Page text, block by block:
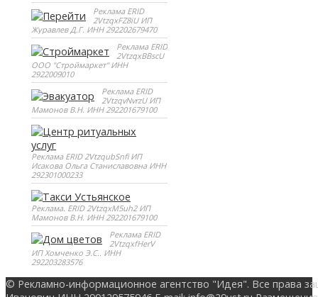
Реклама ERID
2VtzqxFZ8iU ИП
Журавлев Д.Г. ИНН 292202679470
Реклама ERID
2VtzqxBBscU
ООО "Строймаркет" ИНН
2922009010
Реклама ERID
2VtzqvNvrzU ИП
Мамонов В.Н. ИНН 292201679100
Реклама ERID 2VtzqubSnfi ИП
Исакова Ольга Станиславовна ИНН
292301000233
Реклама. ERID 2VtzqxM5uh2 ИП
Мамонов В.Н. ИНН 292201679100
Реклама ERID
2VtzqxfHerV
ИП Хомченко Э.С.. ИНН
292203283576
© Рекламно-информационное агентство "Идея". Все права